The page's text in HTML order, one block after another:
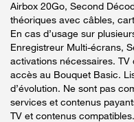
Airbox 20Go, Second
théoriques avec câbles,
En cas d’usage sur
Enregistreur Multi-écrans,
activations nécessaires. TV
accès au Bouquet Basic.
d’évolution. Ne sont pas
services et contenus
TV et contenus